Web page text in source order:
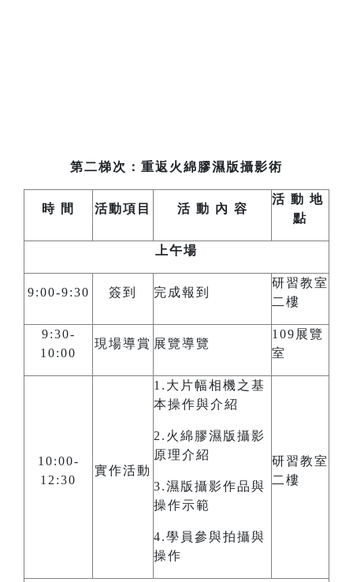
第二梯次：重返火綿膠濕版攝影術
時 間 活動項目 活 動 內 容
活 動 地
點
上午場
9:00-9:30 簽到 完成報到
研習教室
二樓
9:30-
10:00
現場導賞 展覽導覽
109展覽
室
10:00-
12:30
實作活動
1.大片幅相機之基
本操作與介紹
2.火綿膠濕版攝影
原理介紹
3.濕版攝影作品與
操作示範
4.學員參與拍攝與
操作
研習教室
二樓